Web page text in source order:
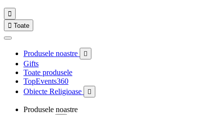

 Toate
Produsele noastre 
Gifts
Toate produsele
TopEvents360
Obiecte Religioase

Produsele noastre